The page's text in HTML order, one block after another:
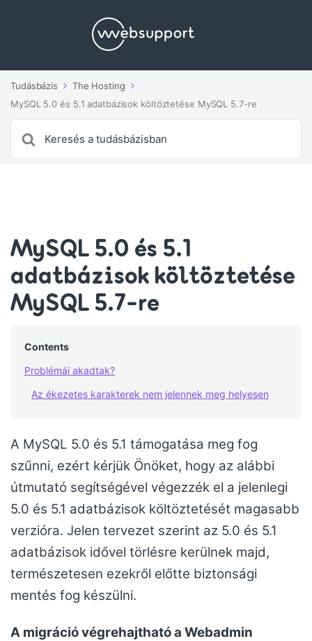
Tudásbázis
The Hosting
MySQL 5.0 és 5.1 adatbázisok költöztetése MySQL 5.7-re
For
MySQL 5.0 és 5.1
adatbázisok költöztetése
MySQL 5.7-re
Contents
Problémái akadtak?
Az ékezetes karakterek nem jelennek meg helyesen
A MySQL 5.0 és 5.1 támogatása meg fog
szűnni, ezért kérjük Önöket, hogy az alábbi
útmutató segítségével végezzék el a jelenlegi
5.0 és 5.1 adatbázisok költöztetését magasabb
verzióra. Jelen tervezet szerint az 5.0 és 5.1
adatbázisok idővel törlésre kerülnek majd,
természetesen ezekről előtte biztonsági
mentés fog készülni.
A migráció végrehajtható a Webadmin